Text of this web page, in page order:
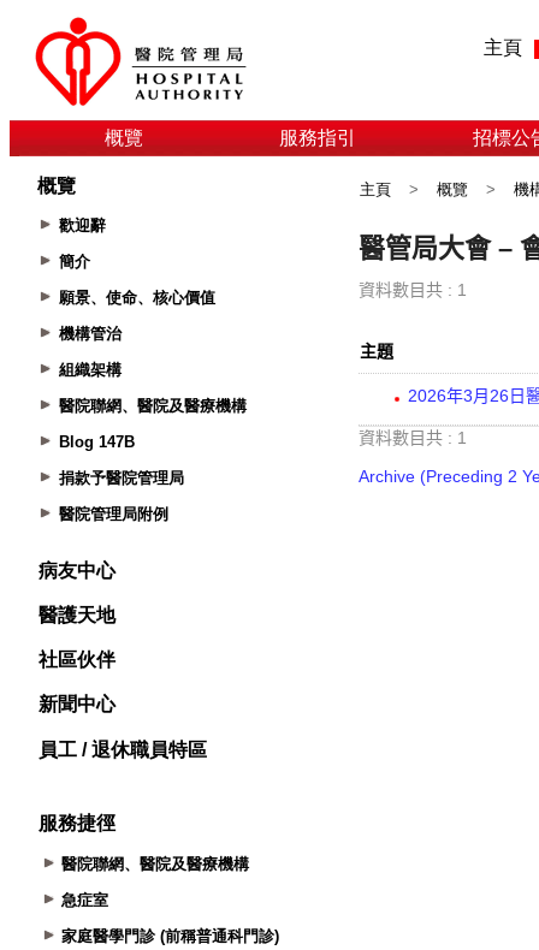
主頁
概覽 服務指引 招標公
概覽
歡迎辭
簡介
願景、使命、核心價值
機構管治
組織架構
醫院聯網、醫院及醫療機構
Blog 147B
捐款予醫院管理局
醫院管理局附例
病友中心
醫護天地
社區伙伴
新聞中心
員工 / 退休職員特區
服務捷徑
醫院聯網、醫院及醫療機構
急症室
家庭醫學門診 (前稱普通科門診)
主頁 > 概覽 > 機